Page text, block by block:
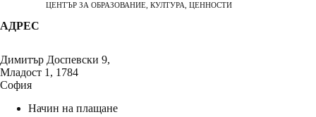
ЦЕНТЪР ЗА ОБРАЗОВАНИЕ, КУЛТУРА, ЦЕННОСТИ
АДРЕС
Димитър Доспевски 9,
Младост 1, 1784
София
Начин на плащане